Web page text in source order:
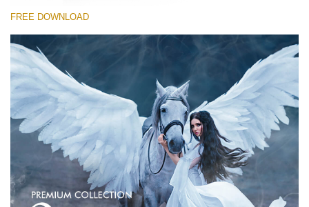
FREE DOWNLOAD